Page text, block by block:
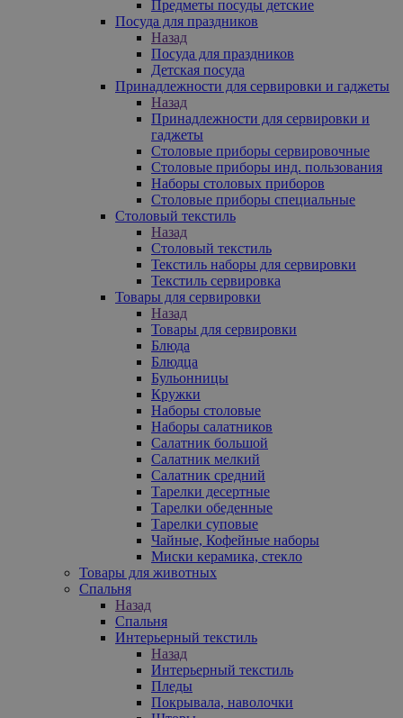
Предметы посуды детские
Посуда для праздников
Назад
Посуда для праздников
Детская посуда
Принадлежности для сервировки и гаджеты
Назад
Принадлежности для сервировки и
гаджеты
Столовые приборы сервировочные
Столовые приборы инд. пользования
Наборы столовых приборов
Столовые приборы специальные
Столовый текстиль
Назад
Столовый текстиль
Текстиль наборы для сервировки
Текстиль сервировка
Товары для сервировки
Назад
Товары для сервировки
Блюда
Блюдца
Бульонницы
Кружки
Наборы столовые
Наборы салатников
Салатник большой
Салатник мелкий
Салатник средний
Тарелки десертные
Тарелки обеденные
Тарелки суповые
Чайные, Кофейные наборы
Миски керамика, стекло
Товары для животных
Спальня
Назад
Спальня
Интерьерный текстиль
Назад
Интерьерный текстиль
Пледы
Покрывала, наволочки